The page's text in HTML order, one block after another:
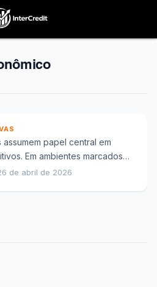
papel central em
Em ambientes marcados
moderado e maior
de abril de 2026